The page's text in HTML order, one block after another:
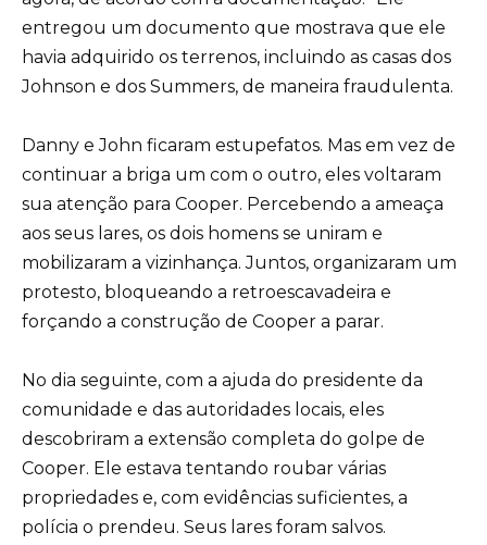
entregou um documento que mostrava que ele
havia adquirido os terrenos, incluindo as casas dos
Johnson e dos Summers, de maneira fraudulenta.
Danny e John ficaram estupefatos. Mas em vez de
continuar a briga um com o outro, eles voltaram
sua atenção para Cooper. Percebendo a ameaça
aos seus lares, os dois homens se uniram e
mobilizaram a vizinhança. Juntos, organizaram um
protesto, bloqueando a retroescavadeira e
forçando a construção de Cooper a parar.
No dia seguinte, com a ajuda do presidente da
comunidade e das autoridades locais, eles
descobriram a extensão completa do golpe de
Cooper. Ele estava tentando roubar várias
propriedades e, com evidências suficientes, a
polícia o prendeu. Seus lares foram salvos.